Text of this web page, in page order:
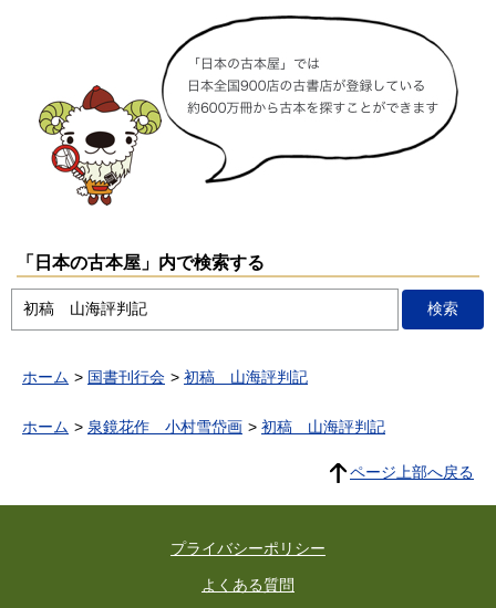
「日本の古本屋」内で検索する
ホーム 国書刊行会 初稿 山海評判記
ホーム 泉鏡花作 小村雪岱画 初稿 山海評判記
ページ上部へ戻る
プライバシーポリシー
よくある質問